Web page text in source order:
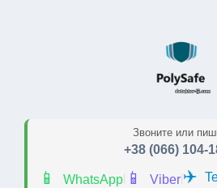
Звоните или
+38 (066) 104-
📱 WhatsApp| 📱 Viber| ✈️